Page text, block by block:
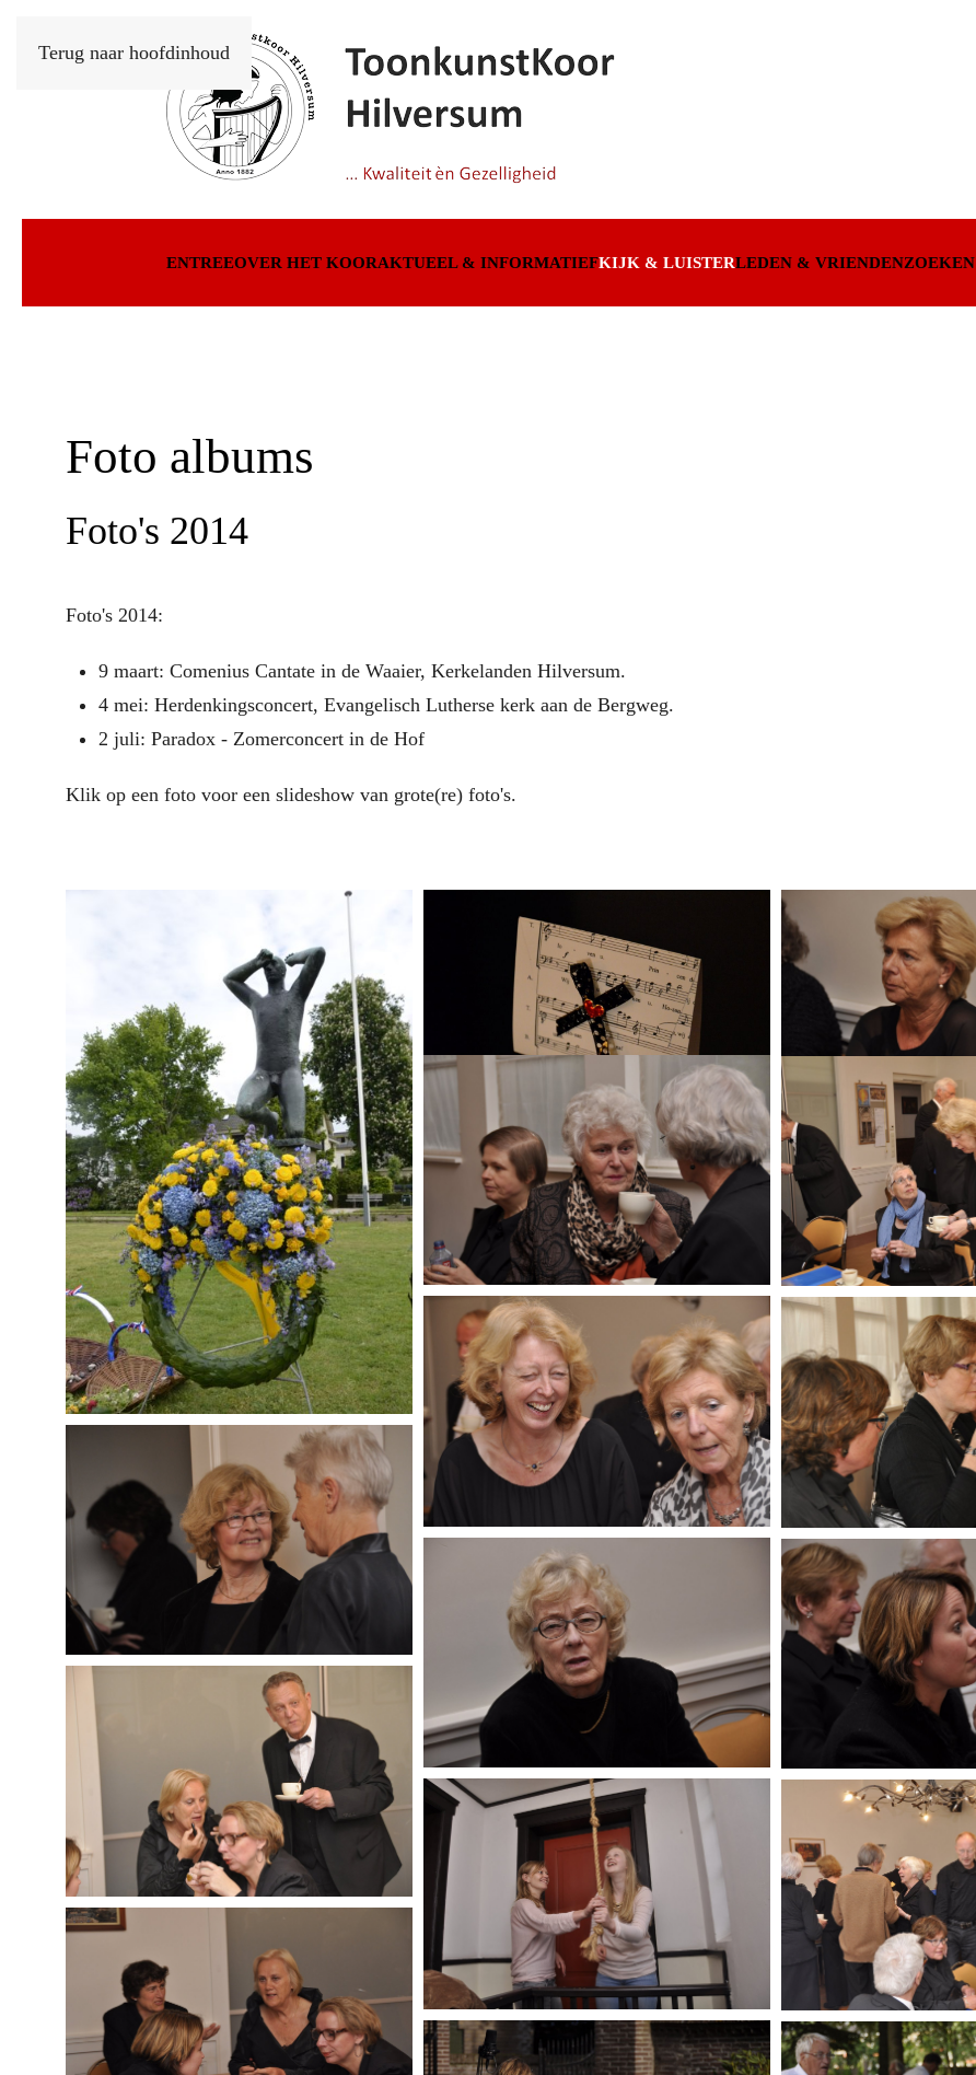
Terug naar hoofdinhoud
ENTREEOVER HET KOORAKTUEEL & INFORMATIEFKIJK & LUISTERLEDEN & VRIENDENZOEKEN
Foto albums
Foto's 2014
Foto's 2014:
9 maart: Comenius Cantate in de Waaier, Kerkelanden Hilversum.
4 mei: Herdenkingsconcert, Evangelisch Lutherse kerk aan de Bergweg.
2 juli: Paradox - Zomerconcert in de Hof
Klik op een foto voor een slideshow van grote(re) foto's.